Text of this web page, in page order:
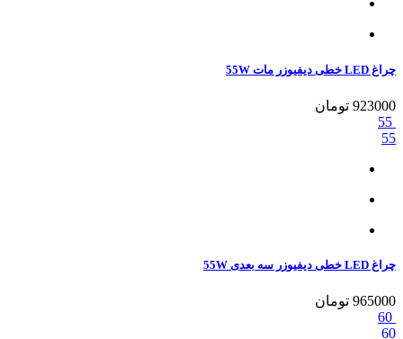
چراغ LED خطی دیفیوزر مات 55W
923000 تومان
55
55
چراغ LED خطی دیفیوزر سه بعدی 55W
965000 تومان
60
60